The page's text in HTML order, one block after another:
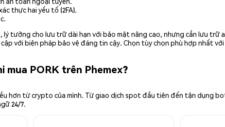
thực hai yếu tố (2FA).
lý tưởng cho lưu trữ dài hạn với bảo mật nâng cao, nhưng cần lưu
với biện pháp bảo vệ đáng tin cậy. Chọn tùy chọn phù hợp nhất với
mua PORK trên Phemex?
hơn từ crypto của mình. Từ giao dịch spot đầu tiên đến tận dụng
24/7.